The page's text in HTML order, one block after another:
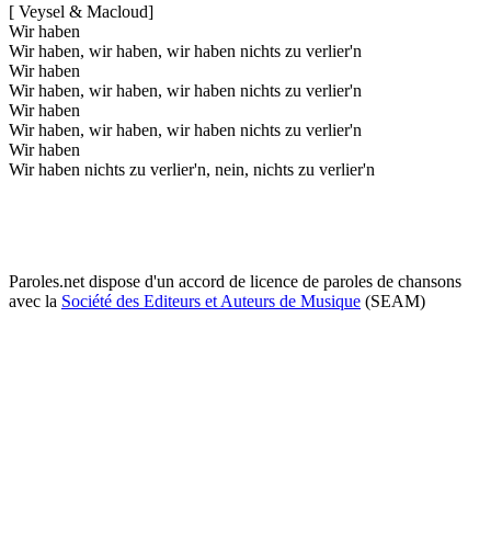
[ Veysel & Macloud]
Wir haben
Wir haben, wir haben, wir haben nichts zu verlier'n
Wir haben
Wir haben, wir haben, wir haben nichts zu verlier'n
Wir haben
Wir haben, wir haben, wir haben nichts zu verlier'n
Wir haben
Wir haben nichts zu verlier'n, nein, nichts zu verlier'n
Paroles.net dispose d'un accord de licence de paroles de chansons
avec la Société des Editeurs et Auteurs de Musique (SEAM)